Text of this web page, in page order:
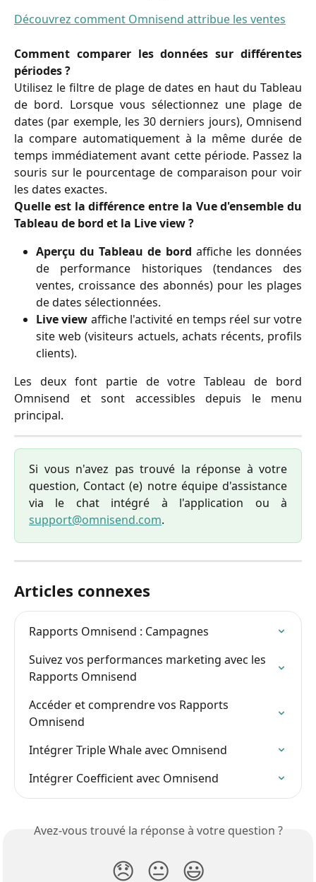
Découvrez comment Omnisend attribue les ventes
Comment comparer les données sur différentes
périodes ?
Utilisez le filtre de plage de dates en haut du Tableau
de bord. Lorsque vous sélectionnez une plage de
dates (par exemple, les 30 derniers jours), Omnisend
la compare automatiquement à la même durée de
temps immédiatement avant cette période. Passez la
souris sur le pourcentage de comparaison pour voir
les dates exactes.
Quelle est la différence entre la Vue d'ensemble du
Tableau de bord et la Live view ?
Aperçu du Tableau de bord affiche les données
de performance historiques (tendances des
ventes, croissance des abonnés) pour les plages
de dates sélectionnées.
Live view affiche l'activité en temps réel sur votre
site web (visiteurs actuels, achats récents, profils
clients).
Les deux font partie de votre Tableau de bord
Omnisend et sont accessibles depuis le menu
principal.
Si vous n'avez pas trouvé la réponse à votre
question, Contact (e) notre équipe d'assistance
via le chat intégré à l'application ou à
support@omnisend.com.
Articles connexes
Rapports Omnisend : Campagnes
Suivez vos performances marketing avec les
Rapports Omnisend
Accéder et comprendre vos Rapports
Omnisend
Intégrer Triple Whale avec Omnisend
Intégrer Coefficient avec Omnisend
Avez-vous trouvé la réponse à votre question ?
😞 😐 😃